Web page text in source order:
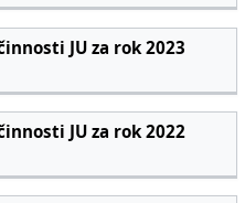
JU za rok 2023
JU za rok 2022